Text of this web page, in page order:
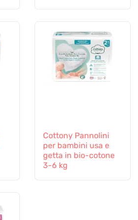
Cottony Pannolini
per bambini usa e
getta in bio-cotone
3-6 kg